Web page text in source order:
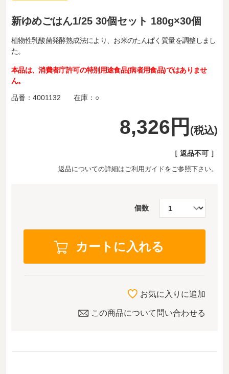
新ゆめごはん1/25 30個セット 180g×30個
8,326円 (税込)
品番： 4001132 在庫： ○
［ 返品不可 ］
返品についての詳細は ご利用ガイドをご参照下さい。
個数
お気に入りに追加
この商品について問い合わせる
植物性乳酸菌発酵熟成法により、お米のたんぱく質量を調整しまし
た。
本品は、消費者庁許可の特別用途食品(病者用食品)ではありませ
ん。